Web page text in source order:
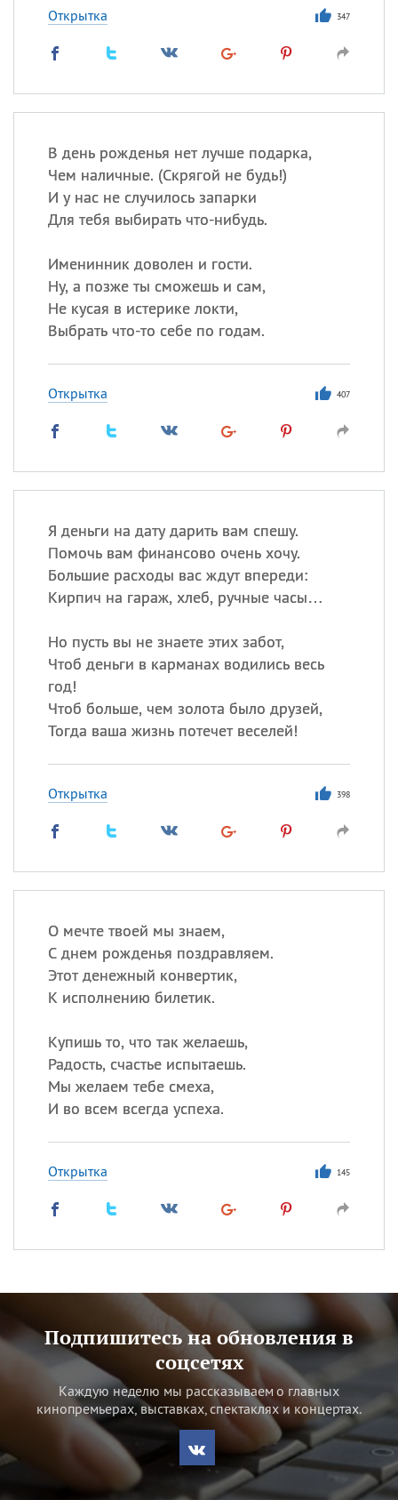
Открытка 347
В день рожденья нет лучше подарка,
Чем наличные. (Скрягой не будь!)
И у нас не случилось запарки
Для тебя выбирать что-нибудь.
Именинник доволен и гости.
Ну, а позже ты сможешь и сам,
Не кусая в истерике локти,
Выбрать что-то себе по годам.
Открытка 407
Я деньги на дату дарить вам спешу.
Помочь вам финансово очень хочу.
Большие расходы вас ждут впереди:
Кирпич на гараж, хлеб, ручные часы…
Но пусть вы не знаете этих забот,
Чтоб деньги в карманах водились весь
год!
Чтоб больше, чем золота было друзей,
Тогда ваша жизнь потечет веселей!
Открытка 398
О мечте твоей мы знаем,
С днем рожденья поздравляем.
Этот денежный конвертик,
К исполнению билетик.
Купишь то, что так желаешь,
Радость, счастье испытаешь.
Мы желаем тебе смеха,
И во всем всегда успеха.
Открытка 145
Подпишитесь на обновления в
соцсетях
Каждую неделю мы рассказываем о главных
кинопремьерах, выставках, спектаклях и концертах.